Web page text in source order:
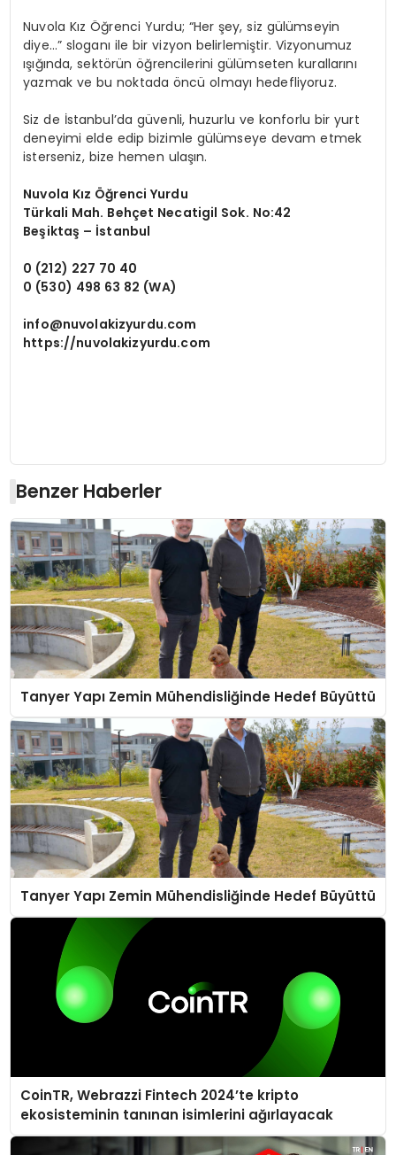
Nuvola Kız Öğrenci Yurdu; “Her şey, siz gülümseyin
diye…” sloganı ile bir vizyon belirlemiştir. Vizyonumuz
ışığında, sektörün öğrencilerini gülümseten kurallarını
yazmak ve bu noktada öncü olmayı hedefliyoruz.
Siz de İstanbul’da güvenli, huzurlu ve konforlu bir yurt
deneyimi elde edip bizimle gülümseye devam etmek
isterseniz, bize hemen ulaşın.
Nuvola Kız Öğrenci Yurdu
Türkali Mah. Behçet Necatigil Sok. No:42
Beşiktaş – İstanbul
0 (212) 227 70 40
0 (530) 498 63 82 (WA)
info@nuvolakizyurdu.com
https://nuvolakizyurdu.com
Benzer Haberler
Tanyer Yapı Zemin Mühendisliğinde Hedef Büyüttü
Tanyer Yapı Zemin Mühendisliğinde Hedef Büyüttü
CoinTR, Webrazzi Fintech 2024’te kripto
ekosisteminin tanınan isimlerini ağırlayacak